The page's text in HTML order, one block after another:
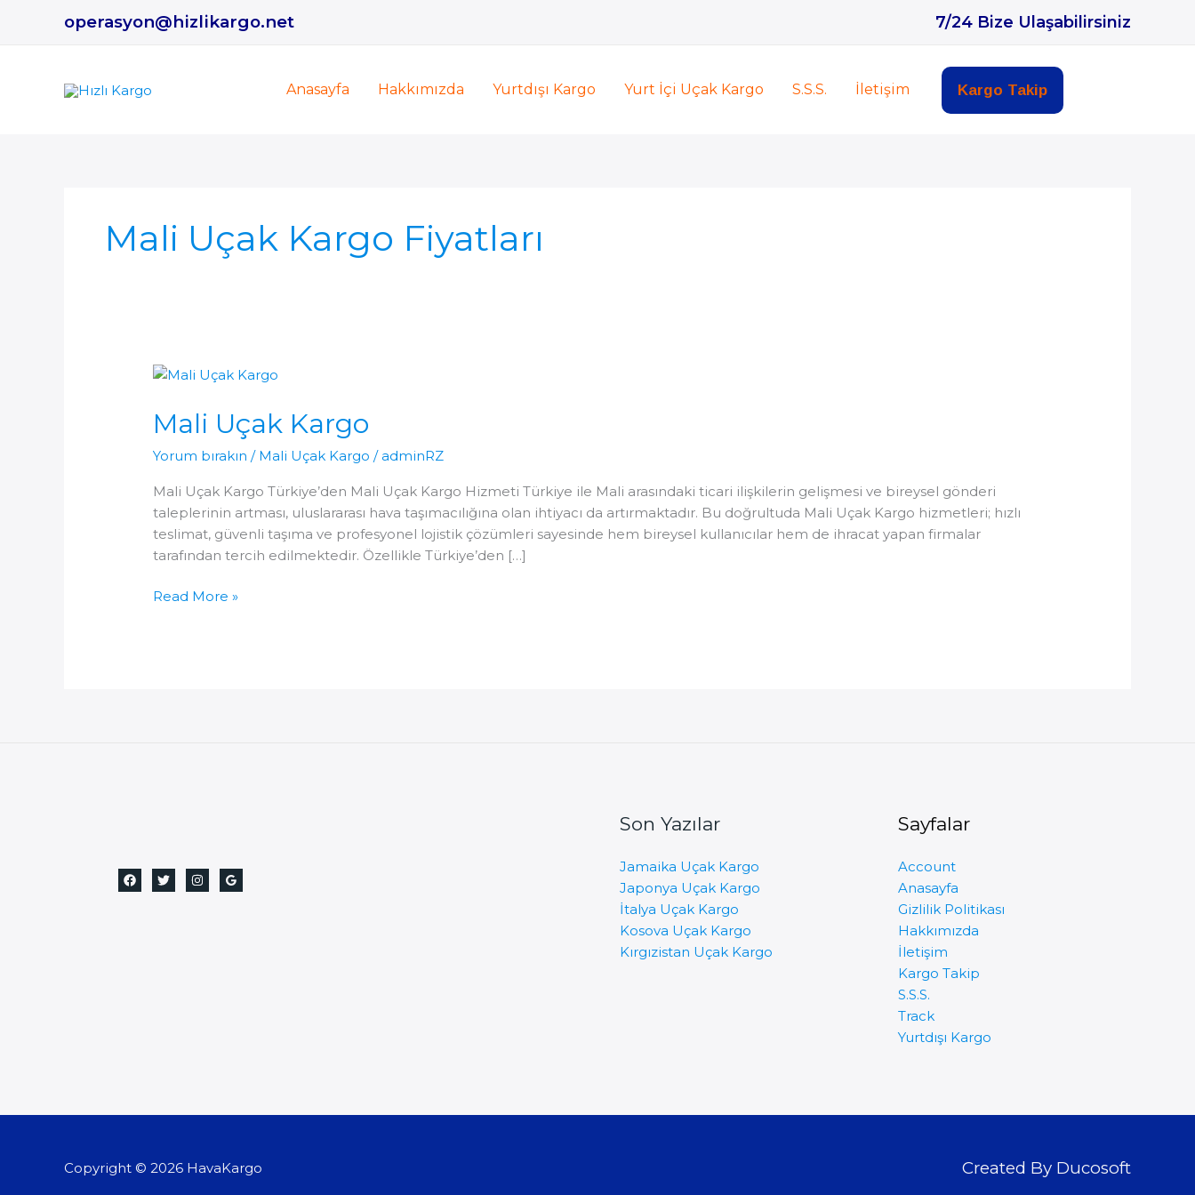
operasyon@hizlikargo.net 7/24 Bize Ulaşabilirsiniz
Anasayfa Hakkımızda Yurtdışı Kargo Yurt İçi Uçak Kargo S.S.S. İletişim Kargo Takip
Mali Uçak Kargo Fiyatları
Mali Uçak Kargo
Yorum bırakın / Mali Uçak Kargo /adminRZ
Mali Uçak Kargo Türkiye’den Mali Uçak Kargo Hizmeti Türkiye ile Mali arasındaki ticari ilişkilerin gelişmesi ve bireysel gönderi
taleplerinin artması, uluslararası hava taşımacılığına olan ihtiyacı da artırmaktadır. Bu doğrultuda Mali Uçak Kargo hizmetleri; hızlı
teslimat, güvenli taşıma ve profesyonel lojistik çözümleri sayesinde hem bireysel kullanıcılar hem de ihracat yapan firmalar
tarafından tercih edilmektedir. Özellikle Türkiye’den […]
Mali
Read More »
Son Yazılar
Jamaika Uçak Kargo
Japonya Uçak Kargo
İtalya Uçak Kargo
Kosova Uçak Kargo
Kırgızistan Uçak Kargo
Sayfalar
Account
Anasayfa
Gizlilik Politikası
Hakkımızda
İletişim
Kargo Takip
S.S.S.
Track
Yurtdışı Kargo
Copyright © 2026 HavaKargo Created By Ducosoft